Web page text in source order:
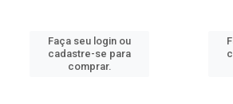
Faça seu login ou
cadastre-se para
comprar.